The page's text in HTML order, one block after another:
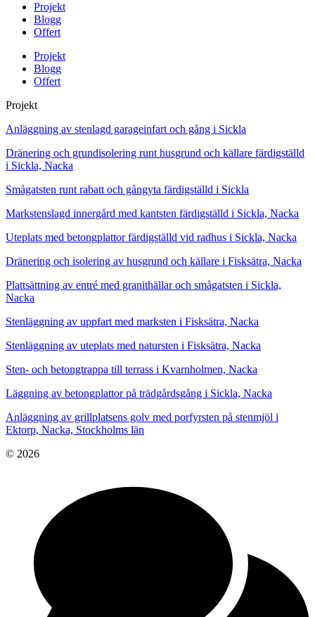
Projekt
Blogg
Offert
Projekt
Blogg
Offert
Projekt
Anläggning av stenlagd garageinfart och gång i Sickla
Dränering och grundisolering runt husgrund och källare färdigställd
i Sickla, Nacka
Smågatsten runt rabatt och gångyta färdigställd i Sickla
Markstenslagd innergård med kantsten färdigställd i Sickla, Nacka
Uteplats med betongplattor färdigställd vid radhus i Sickla, Nacka
Dränering och isolering av husgrund och källare i Fisksätra, Nacka
Plattsättning av entré med granithällar och smågatsten i Sickla,
Nacka
Stenläggning av uppfart med marksten i Fisksätra, Nacka
Stenläggning av uteplats med natursten i Fisksätra, Nacka
Sten- och betongtrappa till terrass i Kvarnholmen, Nacka
Läggning av betongplattor på trädgårdsgång i Sickla, Nacka
Anläggning av grillplatsens golv med porfyrsten på stenmjöl i
Ektorp, Nacka, Stockholms län
© 2026